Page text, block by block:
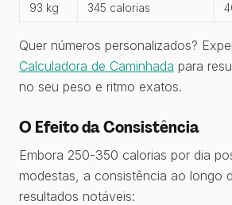
93 kg 345 calorias
Quer números personalizados?
Calculadora de Caminhada para
no seu peso e ritmo exatos.
O Efeito da Consistência
Embora 250-350 calorias por dia
modestas, a consistência ao longo
resultados notáveis: